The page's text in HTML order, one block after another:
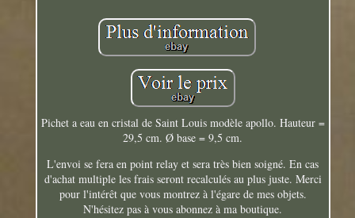
Pichet a eau en cristal de Saint Louis modèle apollo. Hauteur =
29,5 cm. Ø base = 9,5 cm.
L'envoi se fera en point relay et sera très bien soigné. En cas
d'achat multiple les frais seront recalculés au plus juste. Merci
pour l'intérêt que vous montrez à l'égare de mes objets.
N'hésitez pas à vous abonnez à ma boutique.